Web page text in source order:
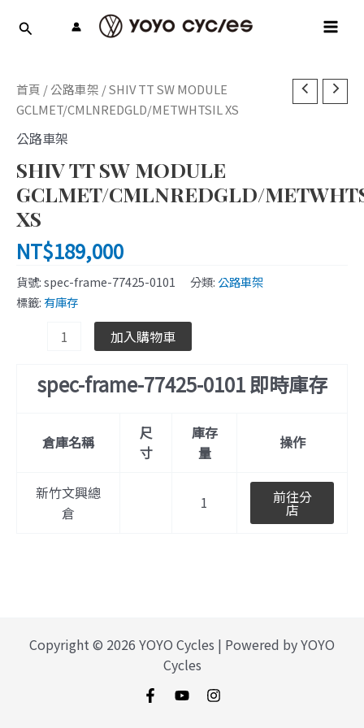
首頁 /公路車架 / SHIV TT SW MODULE
GCLMET/CMLNREDGLD/METWHTSIL XS
公路車架
SHIV TT SW MODULE
GCLMET/CMLNREDGLD/
XS
NT$189,000
貨號:spec-frame-77425-0101 分類: 公路車架
標籤: 有庫存
SHIV
TT
SW
MODULE
GCLMET/CMLNREDGLD/METWHTSIL
XS
數
量
加入購物車
spec-frame-77425-0101 即時庫存
倉庫名稱
尺
寸
庫存
量
操作
新竹文興總
倉
1 前往分
店
Copyright © 2026 YOYO Cycles | Powered by YOYO
Cycles